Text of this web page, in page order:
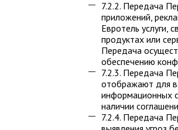
7.2.2. Передача
приложений,
Евротель услуги,
продуктах или
Передача
обеспечению
7.2.3. Передача
отображают для
информационных
наличии
7.2.4. Передача